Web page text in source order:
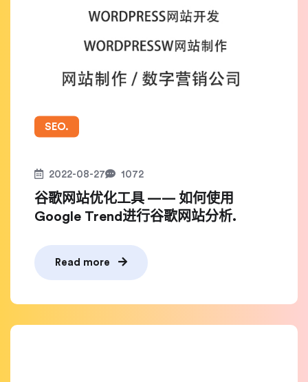
SEO.
2022-08-27 1072
谷歌网站优化工具 —— 如何使用
Google Trend进行谷歌网站分析.
Read more